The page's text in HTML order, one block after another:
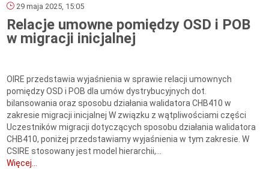
29 maja 2025, 15:05
Relacje umowne pomiędzy OSD i POB
w migracji inicjalnej
OIRE przedstawia wyjaśnienia w sprawie relacji umownych
pomiędzy OSD i POB dla umów dystrybucyjnych dot.
bilansowania oraz sposobu działania walidatora CHB410 w
zakresie migracji inicjalnej W związku z wątpliwościami części
Uczestników migracji dotyczących sposobu działania walidatora
CHB410, poniżej przedstawiamy wyjaśnienia w tym zakresie. W
CSIRE stosowany jest model hierarchii,...
Więcej...